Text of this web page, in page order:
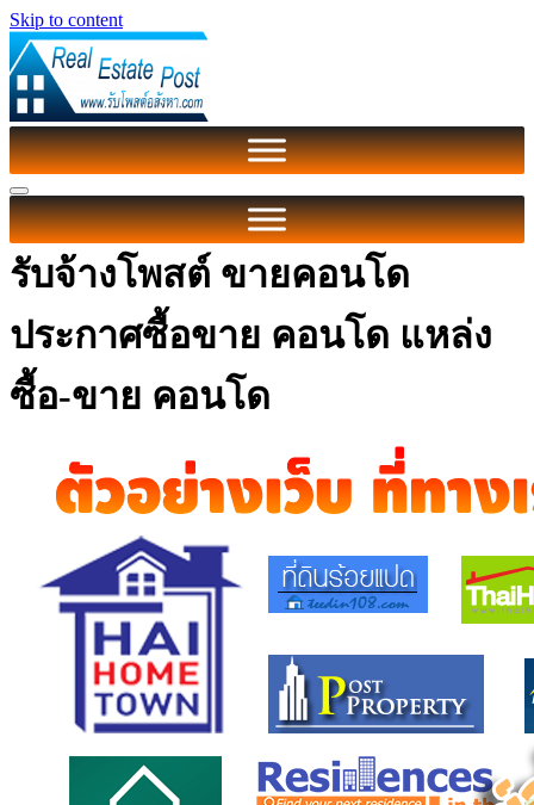
Skip to content
รับจ้างโพสต์ ขายคอนโด
ประกาศซื้อขาย คอนโด แหล่ง
ซื้อ-ขาย คอนโด